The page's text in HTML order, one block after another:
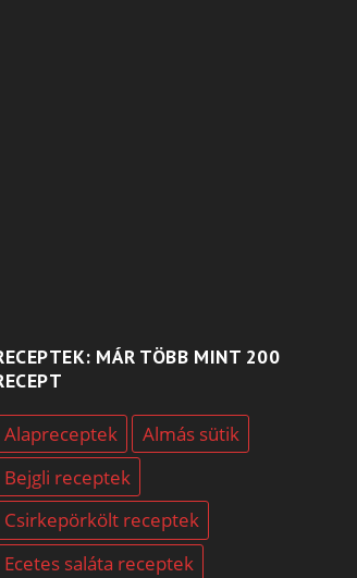
MÁR TÖBB MINT 200
Alapreceptek
Almás sütik
Bejgli receptek
Csirkepörkölt receptek
Ecetes saláta receptek